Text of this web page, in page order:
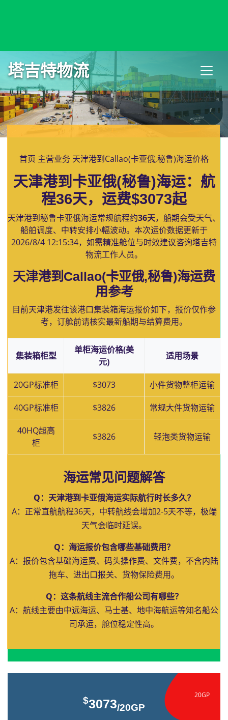
塔吉特物流
首页 主营业务 天津港到Callao(卡亚俄,秘鲁)海运价格
天津港到卡亚俄(秘鲁)海运：航
程36天，运费$3073起
天津港到秘鲁卡亚俄海运常规航程约36天，船期会受天气、
船舶调度、中转安排小幅波动。本次运价数据更新于
2026/8/4 12:15:34，如需精准舱位与时效建议咨询塔吉特
物流工作人员。
天津港到Callao(卡亚俄,秘鲁)海运费
用参考
目前天津港发往该港口集装箱海运报价如下，报价仅作参
考，订舱前请核实最新船期与结算费用。
集装箱柜型
单柜海运价格(美
元)
适用场景
20GP标准柜 $3073 小件货物整柜运输
40GP标准柜 $3826 常规大件货物运输
40HQ超高
柜
$3826 轻泡类货物运输
海运常见问题解答
Q：天津港到卡亚俄海运实际航行时长多久？
A：正常直航航程36天，中转航线会增加2-5天不等，极端
天气会临时延误。
Q：海运报价包含哪些基础费用？
A：报价包含基础海运费、码头操作费、文件费，不含内陆
拖车、进出口报关、货物保险费用。
Q：这条航线主流合作船公司有哪些？
A：航线主要由中远海运、马士基、地中海航运等知名船公
司承运，舱位稳定性高。
20GP
$3073/20GP